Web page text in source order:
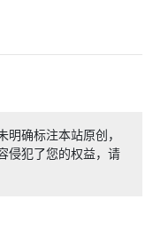
确标注本站原创，
侵犯了您的权益，请